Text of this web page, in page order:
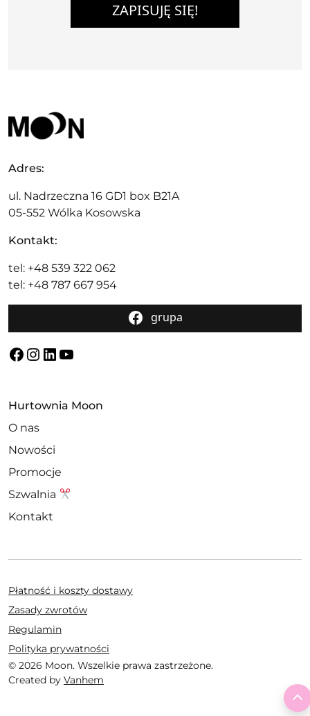
ZAPISUJĘ SIĘ!
Adres:
ul. Nadrzeczna 16 GD1 box B21A
05-552 Wólka Kosowska
Kontakt:
tel: +48 539 322 062
tel: +48 787 667 954
grupa
Facebook
Instagram
LinkedIn
YouTube
Hurtownia Moon
O nas
Nowości
Promocje
Szwalnia
Kontakt
© 2026 Moon. Wszelkie prawa zastrzeżone.
Created by Vanhem
Płatność i koszty dostawy
Zasady zwrotów
Regulamin
Polityka prywatności